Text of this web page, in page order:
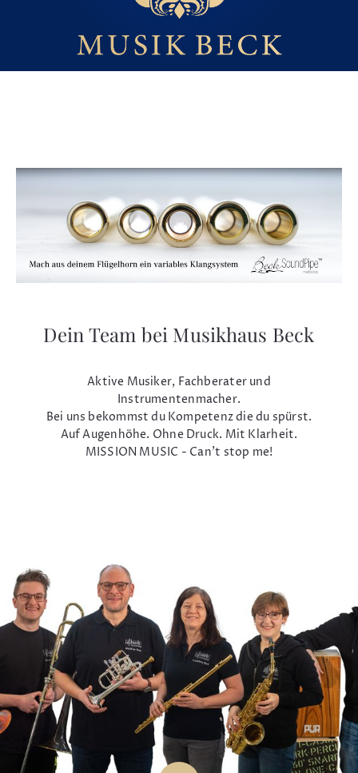
Dein Team bei Musikhaus Beck
Aktive Musiker, Fachberater und
Instrumentenmacher.
Bei uns bekommst du Kompetenz die du spürst.
Auf Augenhöhe. Ohne Druck. Mit Klarheit.
MISSION MUSIC - Can't stop me!